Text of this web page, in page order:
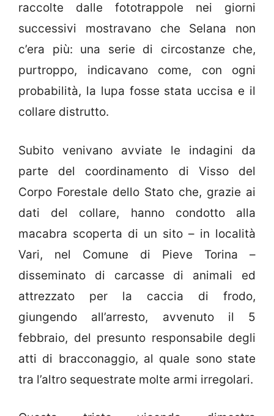
raccolte dalle fototrappole nei giorni
successivi mostravano che Selana non
c’era più: una serie di circostanze che,
purtroppo, indicavano come, con ogni
probabilità, la lupa fosse stata uccisa e il
collare distrutto.
Subito venivano avviate le indagini da
parte del coordinamento di Visso del
Corpo Forestale dello Stato che, grazie ai
dati del collare, hanno condotto alla
macabra scoperta di un sito – in località
Vari, nel Comune di Pieve Torina –
disseminato di carcasse di animali ed
attrezzato per la caccia di frodo,
giungendo all’arresto, avvenuto il 5
febbraio, del presunto responsabile degli
atti di bracconaggio, al quale sono state
tra l’altro sequestrate molte armi irregolari.